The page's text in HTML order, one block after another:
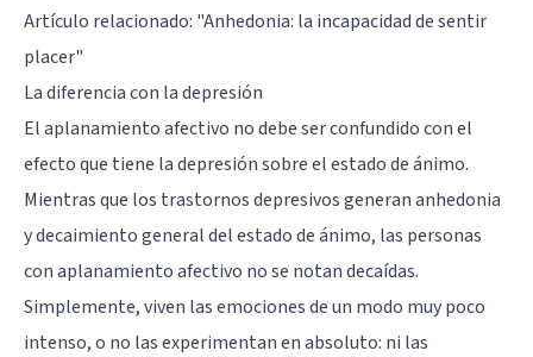
Artículo relacionado: "Anhedonia: la incapacidad de sentir
placer"
La diferencia con la depresión
El aplanamiento afectivo no debe ser confundido con el
efecto que tiene la depresión sobre el estado de ánimo.
Mientras que los trastornos depresivos generan anhedonia
y decaimiento general del estado de ánimo, las personas
con aplanamiento afectivo no se notan decaídas.
Simplemente, viven las emociones de un modo muy poco
intenso, o no las experimentan en absoluto: ni las